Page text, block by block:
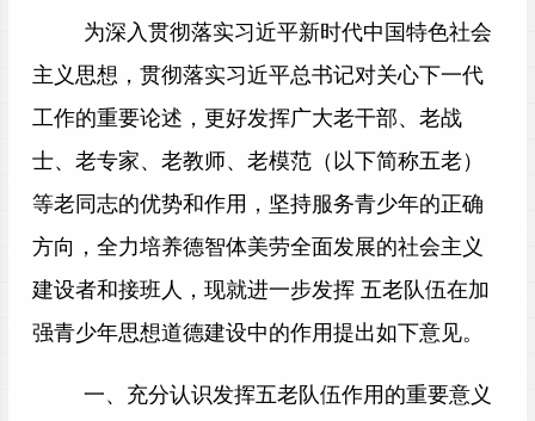
为深入贯彻落实习近平新时代中国特色社会
主义思想，贯彻落实习近平总书记对关心下一代
工作的重要论述，更好发挥广大老干部、老战
士、老专家、老教师、老模范（以下简称五老）
等老同志的优势和作用，坚持服务青少年的正确
方向，全力培养德智体美劳全面发展的社会主义
建设者和接班人，现就进一步发挥 五老队伍在加
强青少年思想道德建设中的作用提出如下意见。
一、充分认识发挥五老队伍作用的重要意义